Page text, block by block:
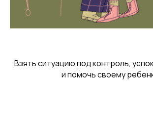
Взять ситуацию под контроль,
и помочь своему